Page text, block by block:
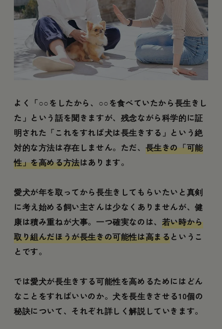
よく「○○をしたから、○○を食べていたから長生きし
た」という話を聞きますが、残念ながら科学的に証
明された「これをすれば犬は長生きする」という絶
対的な方法は存在しません。ただ、 長生きの「可能
性」を高める方法はあります。
愛犬が年を取ってから長生きしてもらいたいと真剣
に考え始める飼い主さんは少なくありませんが、健
康は積み重ねが大事。一つ確実なのは、 若い時から
取り組んだほうが長生きの可能性は高まるというこ
とです。
では愛犬が長生きする可能性を高めるためにはどん
なことをすればいいのか。犬を長生きさせる10個の
秘訣について、それぞれ詳しく解説していきます。